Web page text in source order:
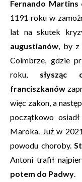
Fernando Martins
1191 roku w
lat na skutek
augustianów, by z
Coimbrze, gdzie
roku, słysząc
franciszkanów
więc zakon, a
początkowo
Maroka. Już w
powodu choroby.
Antoni trafił
potem do Padwy.